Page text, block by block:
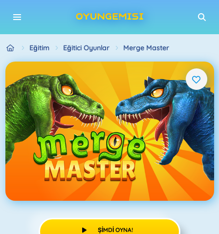
Eğitim Eğitici Oyunlar Merge Master
ŞIMDI OYNA!